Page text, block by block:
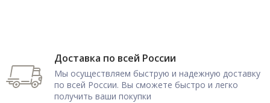
Доставка по всей России
Мы осуществляем быструю и надежную доставку
по всей России. Вы сможете быстро и легко
получить ваши покупки